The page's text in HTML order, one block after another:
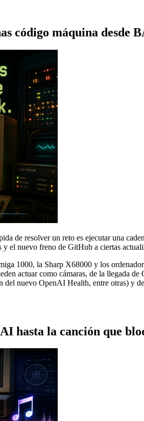
código máquina desde
de resolver un reto es ejecutar una
nuevo freno de GitHub a ciertas
1000, la Sharp X68000 y los
actuar como cámaras, de la llegada
nuevo OpenAI Health, entre otras) y
hasta la canción que